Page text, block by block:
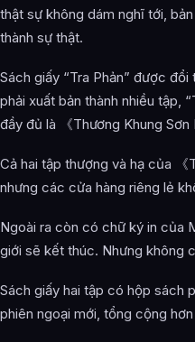
thật sự không dám nghĩ tới,
thành sự thật.
Sách giấy “Tra Phản” được
phải xuất bản thành nhiều tập,
đầy đủ là 《Thương Khung Sơn
Cả hai tập thượng và hạ của
nhưng các cửa hàng riêng lẻ
Ngoài ra còn có chữ ký in của
giới sẽ kết thúc. Nhưng không
Sách giấy hai tập có hộp sách
phiên ngoại mới, tổng cộng